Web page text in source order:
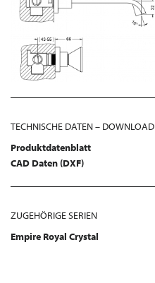
TECHNISCHE DATEN – DOWNLOAD
Produktdatenblatt
CAD Daten (DXF)
ZUGEHÖRIGE SERIEN
Empire Royal Crystal